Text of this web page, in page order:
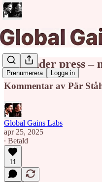
Prenumerera Logga in
Lyx under press –
Kommentar av Pär
Global Gains Labs
apr 25, 2025
∙ Betald
11